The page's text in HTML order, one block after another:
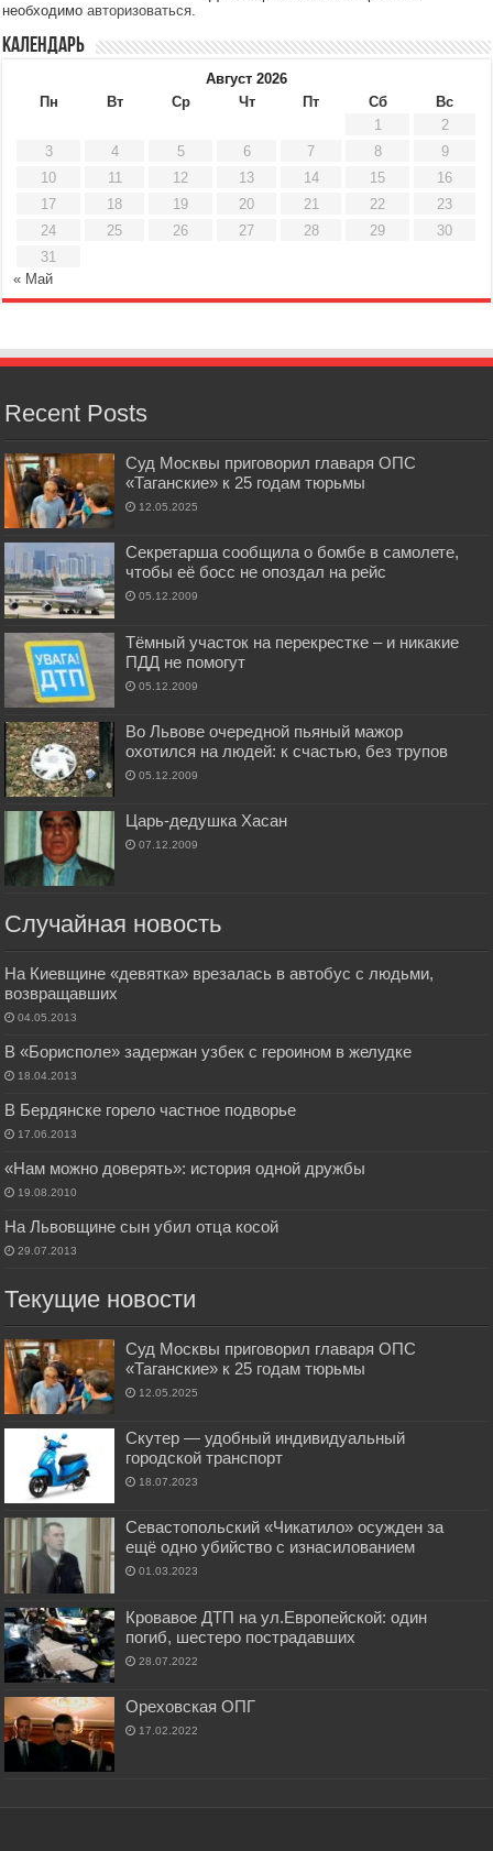
необходимоавторизоваться.
Календарь
Август 2026
Пн
Вт Ср Чт Пт Сб
Вс
1
2
3
4 5 6 7 8
9
10
11 12 13 14 15
16
17
18 19 20 21 22
23
24
25 26 27 28 29
30
31
« Май
Recent Posts
Суд Москвы приговорил главаря ОПС
«Таганские» к 25 годам тюрьмы
12.05.2025
Секретарша сообщила о бомбе в самолете,
чтобы её босс не опоздал на рейс
05.12.2009
Тёмный участок на перекрестке – и никакие
ПДД не помогут
05.12.2009
Во Львове очередной пьяный мажор
охотился на людей: к счастью, без трупов
05.12.2009
Царь-дедушка Хасан
07.12.2009
Случайная новость
На Киевщине «девятка» врезалась в автобус с людьми,
возвращавших
04.05.2013
В «Борисполе» задержан узбек с героином в желудке
18.04.2013
В Бердянске горело частное подворье
17.06.2013
«Нам можно доверять»: история одной дружбы
19.08.2010
На Львовщине сын убил отца косой
29.07.2013
Текущие новости
Суд Москвы приговорил главаря ОПС
«Таганские» к 25 годам тюрьмы
12.05.2025
Скутер — удобный индивидуальный
городской транспорт
18.07.2023
Севастопольский «Чикатило» осужден за
ещё одно убийство с изнасилованием
01.03.2023
Кровавое ДТП на ул.Европейской: один
погиб, шестеро пострадавших
28.07.2022
Ореховская ОПГ
17.02.2022